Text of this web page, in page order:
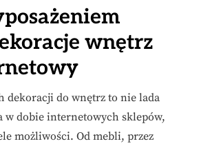
wnętrz
dekoracji do wnętrz to nie lada
w dobie internetowych sklepów,
możliwości. Od mebli, przez